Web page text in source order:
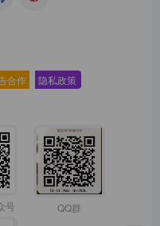
合作 隐私政策
号 QQ群